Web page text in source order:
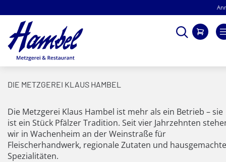
Direkt
zum
Inhalt
Suche
DIE METZGEREI KLAUS HAMBEL
Die Metzgerei Klaus Hambel ist mehr als ein Betrieb – sie
ist ein Stück Pfälzer Tradition. Seit vier Jahrzehnten
wir in Wachenheim an der Weinstraße für
Fleischerhandwerk, regionale Zutaten und hausgemachte
Spezialitäten.